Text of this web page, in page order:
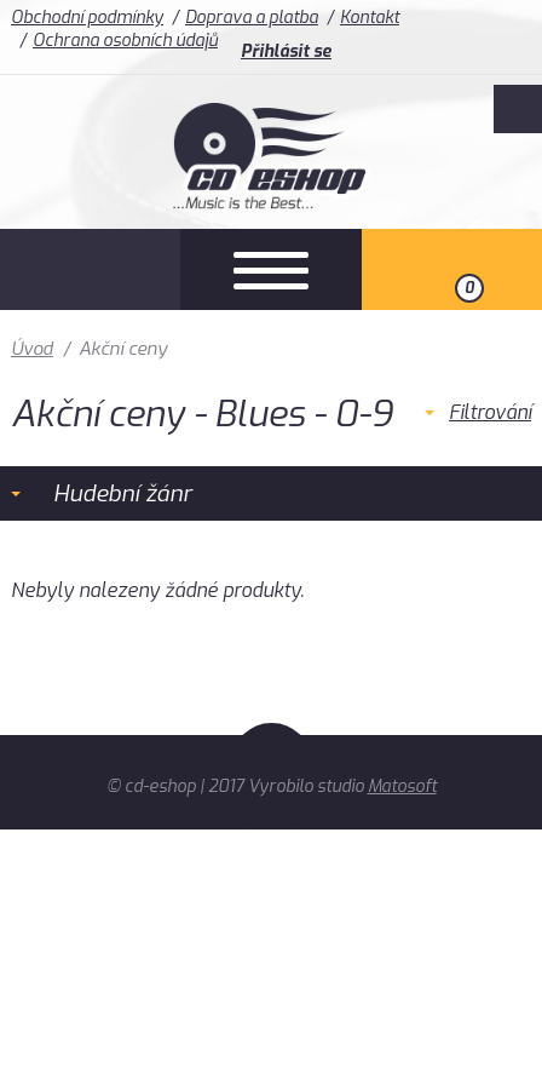
Obchodní podmínky Doprava a platba
Kontakt
Ochrana osobních údajů
Přihlásit se
0
Úvod / Akční ceny
Akční ceny - Blues - 0-9 Filtrování
Hudební žánr
Nebyly nalezeny žádné produkty.
© cd-eshop | 2017 Vyrobilo studio Matosoft